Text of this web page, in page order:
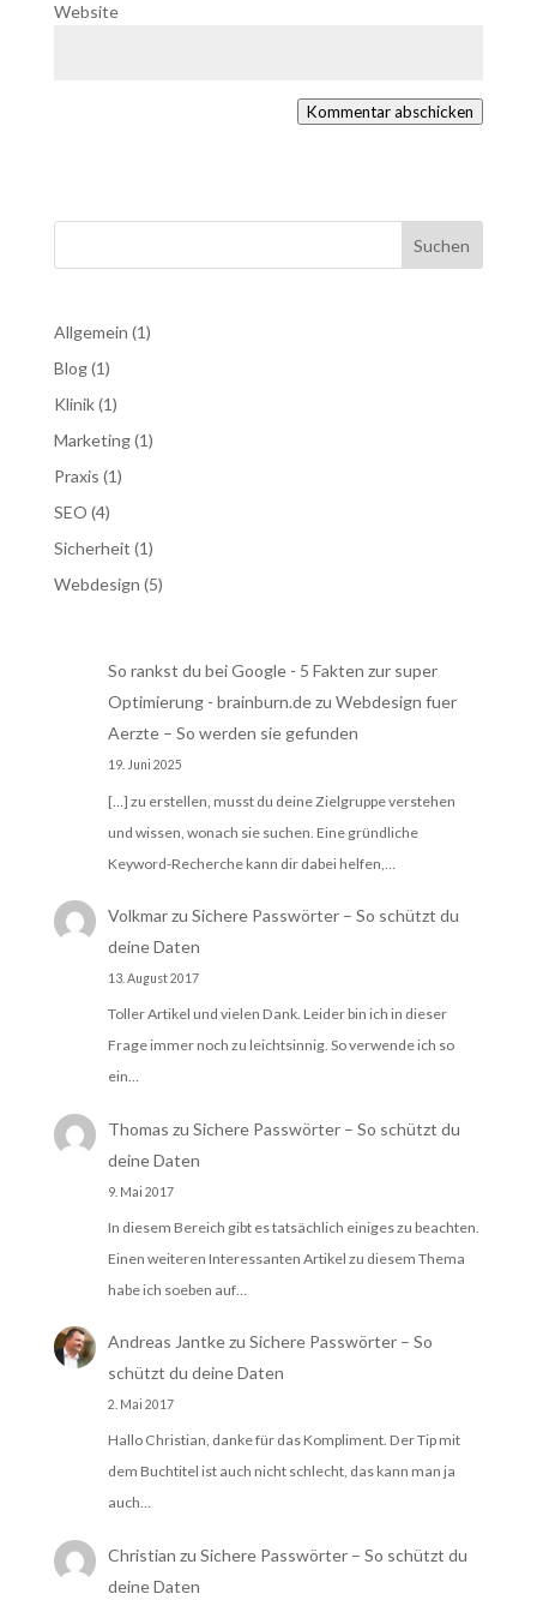
Website
Kommentar abschicken
Suchen
Allgemein (1)
Blog(1)
Klinik(1)
Marketing(1)
Praxis (1)
SEO (4)
Sicherheit (1)
Webdesign (5)
So rankst du bei Google - 5 Fakten zur super
Optimierung - brainburn.dezuWebdesign fuer
Aerzte – So werden sie gefunden
19. Juni 2025
[…] zu erstellen, musst du deine Zielgruppe verstehen
und wissen, wonach sie suchen. Eine gründliche
Keyword-Recherche kann dir dabei helfen,…
VolkmarzuSichere Passwörter – So schützt du
deine Daten
13. August 2017
Toller Artikel und vielen Dank. Leider bin ich in dieser
Frage immer noch zu leichtsinnig. So verwende ich so
ein…
Thomas zuSichere Passwörter – So schützt du
deine Daten
9. Mai 2017
In diesem Bereich gibt es tatsächlich einiges zu beachten.
Einen weiteren Interessanten Artikel zu diesem Thema
habe ich soeben auf…
Andreas JantkezuSichere Passwörter – So
schützt du deine Daten
2. Mai 2017
Hallo Christian, danke für das Kompliment. Der Tip mit
dem Buchtitel ist auch nicht schlecht, das kann man ja
auch…
Christian zuSichere Passwörter – So schützt du
deine Daten